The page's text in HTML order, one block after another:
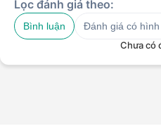
Lọc đánh giá theo:
Bình luận Đánh giá có hình
Chưa có